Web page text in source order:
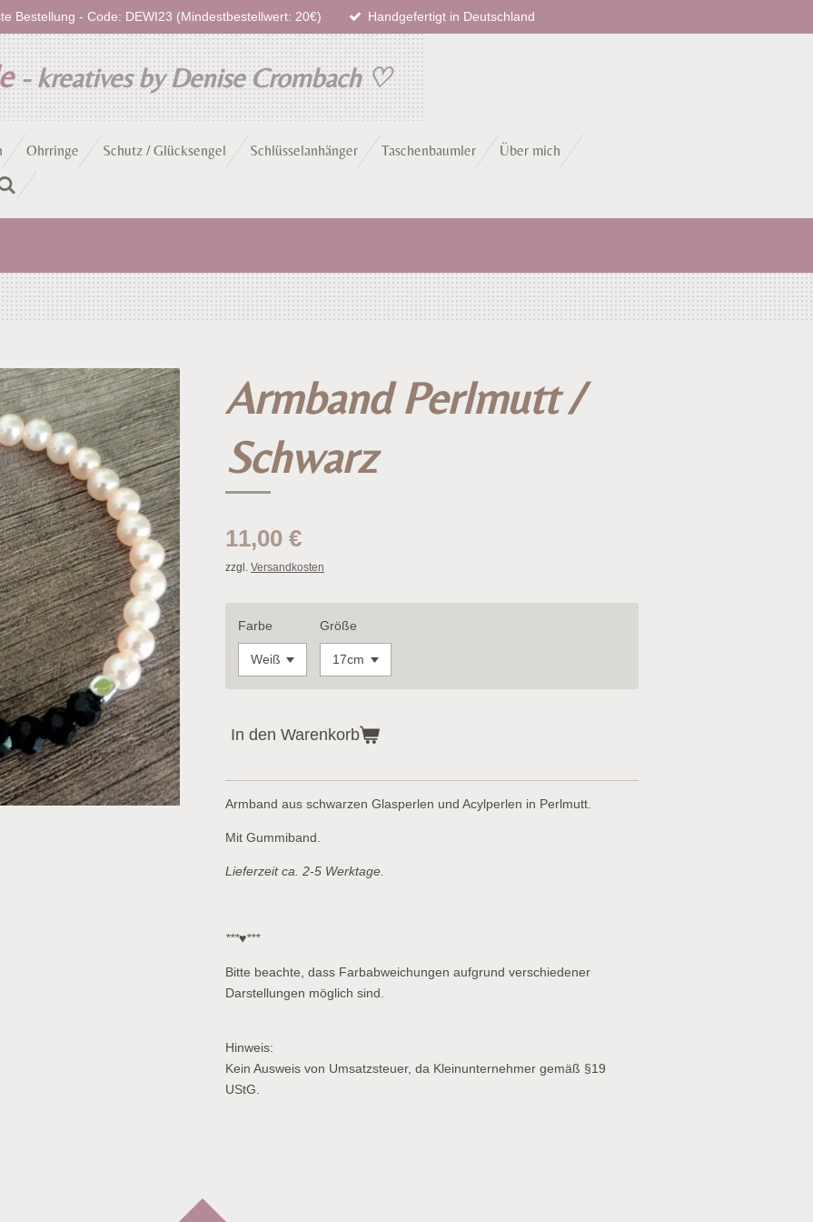
Bestellung - Code: DEWI23 (Mindestbestellwert: 20€) Handgefertigt in Deutschland
- kreatives by Denise Crombach♡
Ohrringe Schutz / Glücksengel Schlüsselanhänger Taschenbaumler Über mich
Armband Perlmutt /
Schwarz
11,00 €
zzgl. Versandkosten
Farbe Größe
In den Warenkorb
Armband aus schwarzen Glasperlen und Acylperlen in Perlmutt.
Mit Gummiband.
Lieferzeit ca. 2-5 Werktage.
***♥***
Bitte beachte, dass Farbabweichungen aufgrund verschiedener
Darstellungen möglich sind.
Hinweis:
Kein Ausweis von Umsatzsteuer, da Kleinunternehmer gemäß §19
UStG.